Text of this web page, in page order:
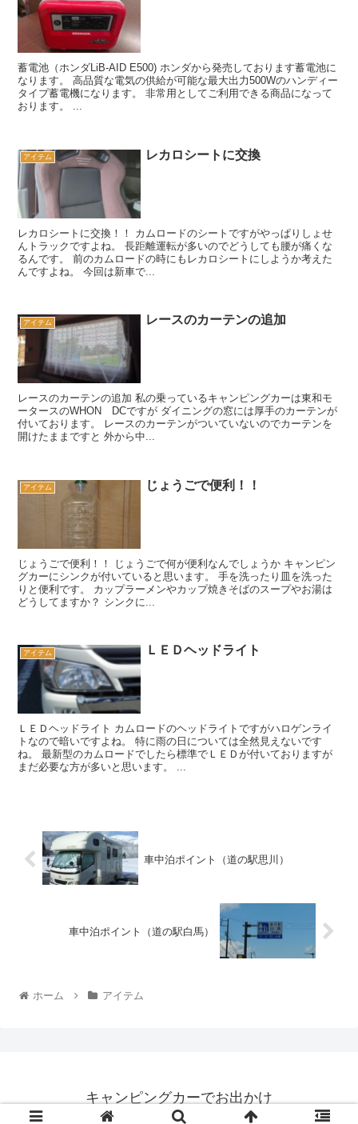
蓄電池（ホンダLiB-AID E500) ホンダから発売しております蓄電池に
なります。 高品質な電気の供給が可能な最大出力500Wのハンディー
タイプ蓄電機になります。 非常用としてご利用できる商品になって
おります。 ...
アイテム レカロシートに交換
レカロシートに交換！！ カムロードのシートですがやっぱりしょせ
んトラックですよね。 長距離運転が多いのでどうしても腰が痛くな
るんです。 前のカムロードの時にもレカロシートにしようか考えた
んですよね。 今回は新車で...
アイテム レースのカーテンの追加
レースのカーテンの追加 私の乗っているキャンピングカーは東和モ
ータースのWHON DCですが ダイニングの窓には厚手のカーテンが
付いております。 レースのカーテンがついていないのでカーテンを
開けたままですと 外から中...
アイテム じょうごで便利！！
じょうごで便利！！ じょうごで何が便利なんでしょうか キャンピン
グカーにシンクが付いていると思います。 手を洗ったり皿を洗った
りと便利です。 カップラーメンやカップ焼きそばのスープやお湯は
どうしてますか？ シンクに...
アイテム ＬＥＤヘッドライト
ＬＥＤヘッドライト カムロードのヘッドライトですがハロゲンライ
トなので暗いですよね。 特に雨の日については全然見えないです
ね。 最新型のカムロードでしたら標準でＬＥＤが付いておりますが
まだ必要な方が多いと思います。 ...
車中泊ポイント（道の駅思川）
車中泊ポイント（道の駅白馬）
ホーム アイテム
キャンピングカーでお出かけ
© 2019 キャンピングカーでお出かけ.